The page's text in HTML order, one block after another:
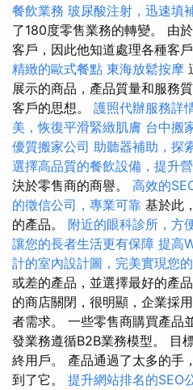
餐飲業務 玻尿酸注射，迅速填
了180度零售業務的轉變。 由
客戶，因此他知道處理各種客
精緻的歐式餐點 東海放鬆按摩
展示的商品，產品質量和服務
客戶的思想。 護照代辦服務詳
美，恢復平滑緊緻肌膚 台中搬
優質搬家公司 助聽器補助，探
選擇高品質的餐飲設備，提升
決於零售商的商譽。 高效的
的徵信公司，專業可靠 基於此
的產品。 附近的眼科診所，方
讓您的長者生活更有保障 提高
計的室內設計圖，完美實現您
或差的產品，並選擇最好的產品
的商店關閉，很明顯，企業採
者需求。 一些零售商購買產品
發業務遵循B2B業務模型。 目
終用戶。 產品通過了太多的手
到了它。 提升網站排名的SEO